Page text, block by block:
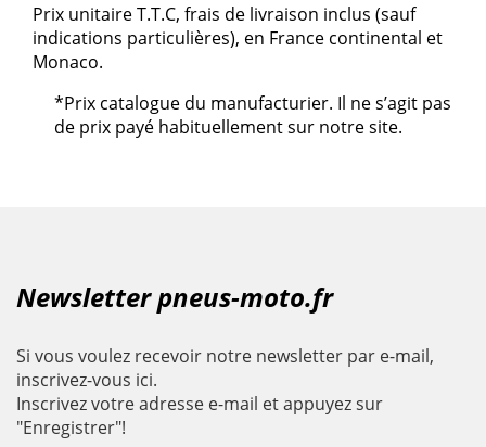
Prix unitaire T.T.C, frais de livraison inclus (sauf
indications particulières), en France continental et
Monaco.
*Prix catalogue du manufacturier. Il ne s’agit pas
de prix payé habituellement sur notre site.
Newsletter pneus-moto.fr
Si vous voulez recevoir notre newsletter par e-mail,
inscrivez-vous ici.
Inscrivez votre adresse e-mail et appuyez sur
"Enregistrer"!